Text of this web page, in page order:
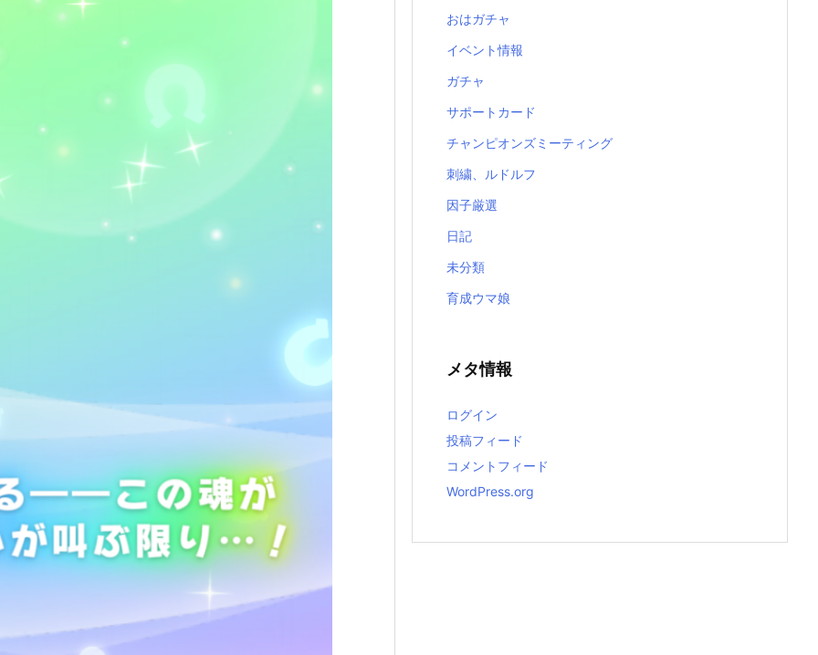
おはガチャ
イベント情報
ガチャ
サポートカード
チャンピオンズミーティング
刺繍、ルドルフ
因子厳選
日記
未分類
育成ウマ娘
メタ情報
ログイン
投稿フィード
コメントフィード
WordPress.org